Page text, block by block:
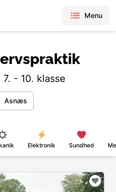
Menu
- 10. klasse
Asnæs
Elektronik Sundhed